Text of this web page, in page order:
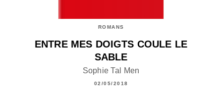
ROMANS
ENTRE MES DOIGTS COULE LE
SABLE
Sophie Tal Men
02/05/2018